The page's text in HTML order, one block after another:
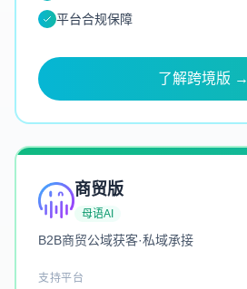
平台合规保障
了解跨境版 →
商贸版
母语AI
B2B商贸公域获客·私域承接
支持平台